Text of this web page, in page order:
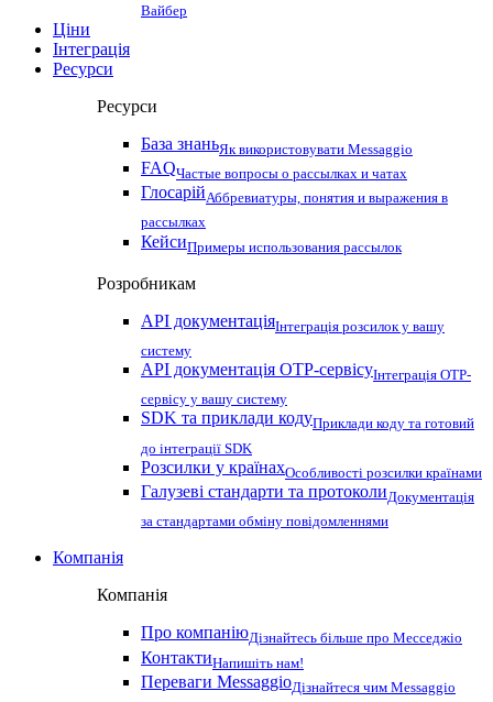
Вайбер
Ціни
Інтеграція
Ресурси
Ресурси
База знаньЯк використовувати Messaggio
FAQЧастые вопросы о рассылках и чатах
ГлосарійАббревиатуры, понятия и выражения в
рассылках
КейсиПримеры использования рассылок
Розробникам
API документаціяІнтеграція розсилок у вашу
систему
API документація OTP-сервісуІнтеграція OTP-
сервісу у вашу систему
SDK та приклади кодуПриклади коду та готовий
до інтеграції SDK
Розсилки у країнахОсобливості розсилки країнами
Галузеві стандарти та протоколиДокументація
за стандартами обміну повідомленнями
Компанія
Компанія
Про компаніюДізнайтесь більше про Месседжіо
КонтактиНапишіть нам!
Переваги MessaggioДізнайтеся чим Messaggio